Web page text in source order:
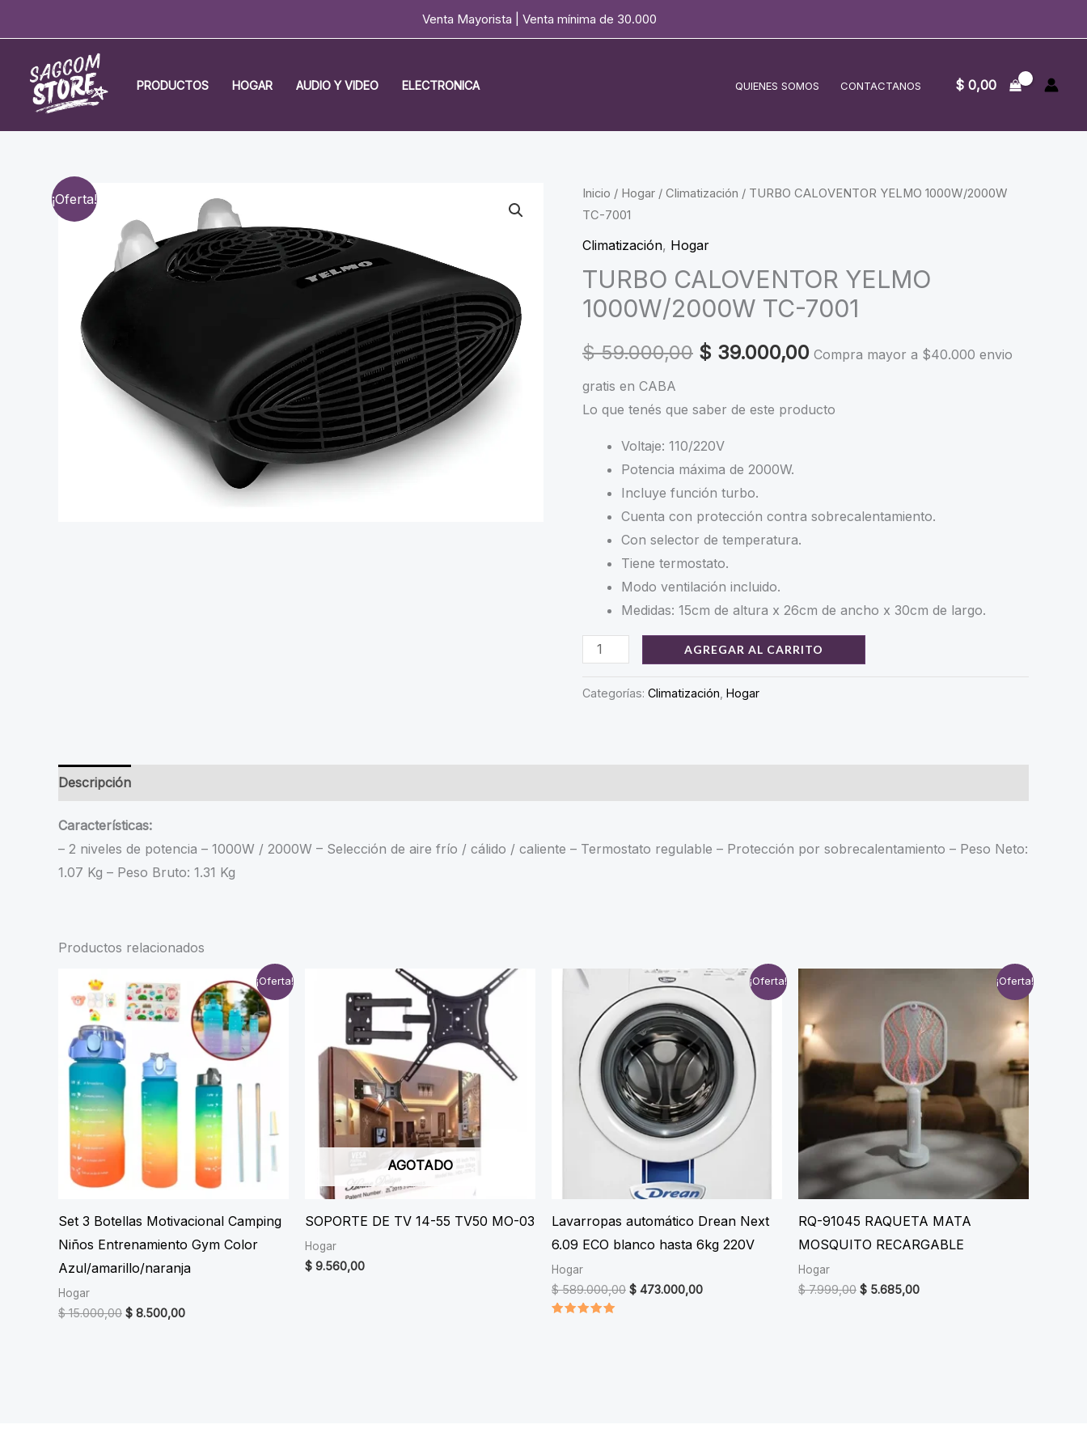
al
contenido
Venta Mayorista | Venta mínima de 30.000
PRODUCTOS HOGAR AUDIO Y VIDEO ELECTRONICA QUIENES SOMOS CONTACTANOS $0,00
¡Oferta! Inicio / Hogar / Climatización / TURBO CALOVENTOR YELMO 1000W/2000W
TC-7001
Climatización, Hogar
TURBO CALOVENTOR YELMO
1000W/2000W TC-7001
$59.000,00 Original
$ 59.000,00.
$ 39.000,00 Current
Compra mayor a $40.000 envio
gratis en CABA
Lo que tenés que saber de este producto
Voltaje: 110/220V
Potencia máxima de 2000W.
Incluye función turbo.
Cuenta con protección contra sobrecalentamiento.
Con selector de temperatura.
Tiene termostato.
Modo ventilación incluido.
Medidas: 15cm de altura x 26cm de ancho x 30cm de largo.
TURBO
CALOVENTOR
YELMO
AGREGAR AL CARRITO
Categorías: Climatización Hogar
Descripción
Características:
– 2 niveles de potencia – 1000W / 2000W – Selección de aire frío / cálido / caliente – Termostato regulable – Protección por sobrecalentamiento – Peso Neto:
1.07 Kg – Peso Bruto: 1.31 Kg
Productos relacionados
¡Oferta!
Set 3 Botellas Motivacional Camping
Niños Entrenamiento Gym Color
Azul/amarillo/naranja
Hogar
$15.000,00 Original
$ 8.500,00Current
AGOTADO
SOPORTE DE TV 14-55 TV50 MO-03
Hogar
$ 9.560,00
¡Oferta!
Lavarropas automático Drean Next
6.09 ECO blanco hasta 6kg 220V
Hogar
$589.000,00 Original
$ 473.000,00Current
¡Oferta!
RQ-91045 RAQUETA MATA
MOSQUITO RECARGABLE
Hogar
$7.999,00 Original
$ 5.685,00Current